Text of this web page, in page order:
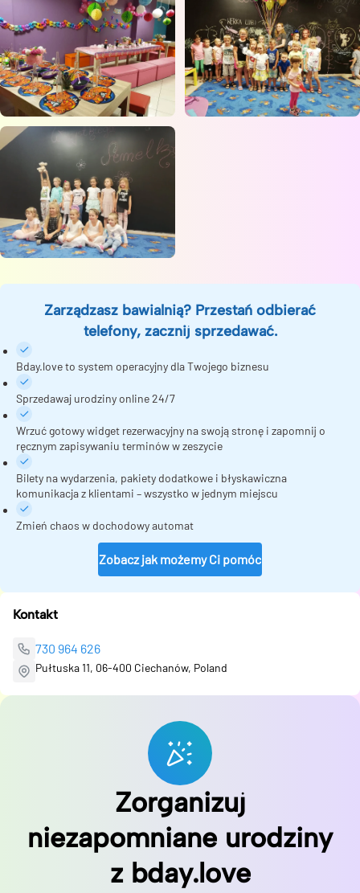
Zarządzasz bawialnią? Przestań odbierać
telefony, zacznij sprzedawać.
Bday.love to system operacyjny dla Twojego biznesu
Sprzedawaj urodziny online 24/7
Wrzuć gotowy widget rezerwacyjny na swoją stronę i zapomnij o
ręcznym zapisywaniu terminów w zeszycie
Bilety na wydarzenia, pakiety dodatkowe i błyskawiczna
komunikacja z klientami – wszystko w jednym miejscu
Zmień chaos w dochodowy automat
Zobacz jak możemy Ci pomóc
Kontakt
730 964 626
Pułtuska 11, 06-400 Ciechanów, Poland
Zorganizuj
niezapomniane urodziny
z bday.love